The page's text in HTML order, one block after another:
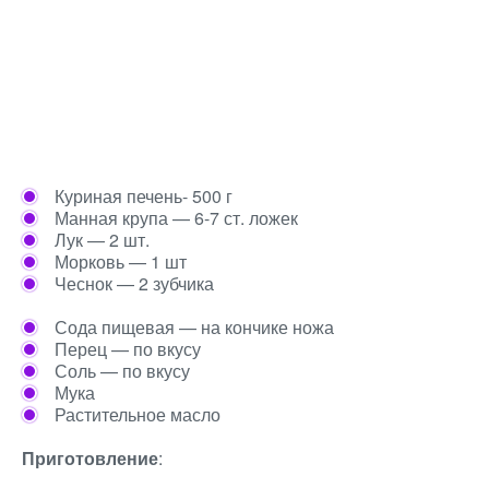
Куриная печень- 500 г
Манная крупа — 6-7 ст. ложек
Лук — 2 шт.
Морковь — 1 шт
Чеснок — 2 зубчика
Сода пищевая — на кончике ножа
Перец — по вкусу
Соль — по вкусу
Мука
Растительное масло
Приготовление: